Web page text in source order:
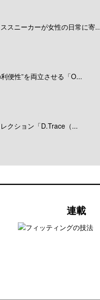
スニーカーが女性の日常に寄
便性”を両立させる「O...
クション「D.Trace（...
連載